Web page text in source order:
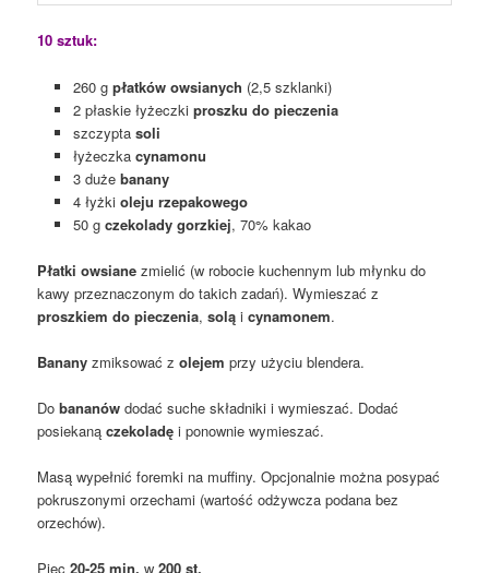
10 sztuk:
260 g płatków owsianych (2,5 szklanki)
2 płaskie łyżeczki proszku do pieczenia
szczypta soli
łyżeczka cynamonu
3 duże banany
4 łyżkioleju rzepakowego
50 gczekolady gorzkiej, 70% kakao
Płatki owsiane zmielić (w robocie kuchennym lub młynku do
kawy przeznaczonym do takich zadań). Wymieszać z
proszkiem do pieczenia,solą icynamonem.
Banany zmiksować zolejem przy użyciu blendera.
Dobananów dodać suche składniki i wymieszać. Dodać
posiekanączekoladę i ponownie wymieszać.
Masą wypełnić foremki na muffiny. Opcjonalnie można posypać
pokruszonymi orzechami (wartość odżywcza podana bez
orzechów).
Piec20-25 min. w200 st.